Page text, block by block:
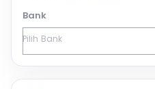
Bank